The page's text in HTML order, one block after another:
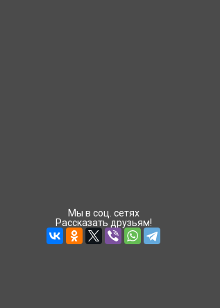
Мы в соц. сетях
Рассказать друзьям!